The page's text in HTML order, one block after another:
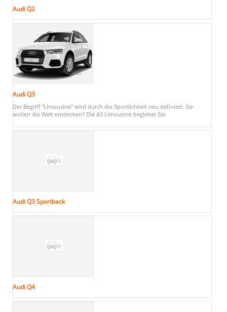
Audi Q2
Audi Q3
Der Begriff "Limousine" wird durch die Sportlichkeit neu definiert. Sie
wollen die Welt entdecken? Die A3 Limousine begleitet Sie.
Audi Q3 Sportback
Audi Q4